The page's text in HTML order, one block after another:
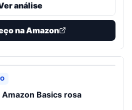
análise
na Amazon
Basics rosa